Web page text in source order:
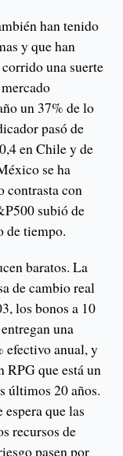
han tenido
y que han
una suerte
un 37% de lo
pasó de
en Chile y de
se ha
contrasta con
subió de
de tiempo.
baratos. La
de cambio real
los bonos a 10
una
efectivo anual, y
RPG que está un
últimos 20 años.
que las
recursos de
pasen por